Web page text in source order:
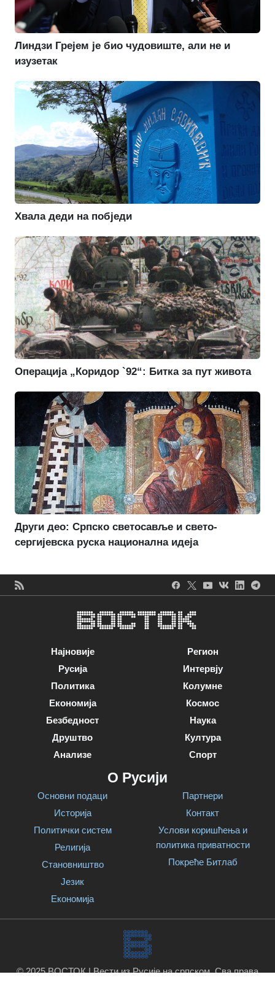
Линдзи Грејем је био чудовиште, али не и
изузетак
Хвала деди на побједи
Операција „Коридор `92“: Битка за пут живота
Други део: Српско светосавље и свето-
сергијевска руска национална идеја
Најновије
Русија
Политика
Економија
Безбедност
Друштво
Анализе
Регион
Интервју
Колумне
Космос
Наука
Култура
Спорт
О Русији
Основни подаци
Историја
Политички систем
Религија
Становништво
Језик
Економија
Партнери
Контакт
Услови коришћења и
политика приватности
Покреће Битлаб
© 2025 ВОСТОК | Вести из Русије на српском. Сва права